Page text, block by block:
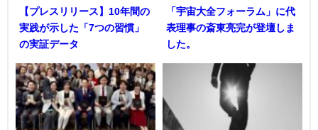
【プレスリリース】10年間の
実践が示した「7つの習慣」
の実証データ
「宇宙大全フォーラム」に代
表理事の斎東亮完が登壇しま
した。